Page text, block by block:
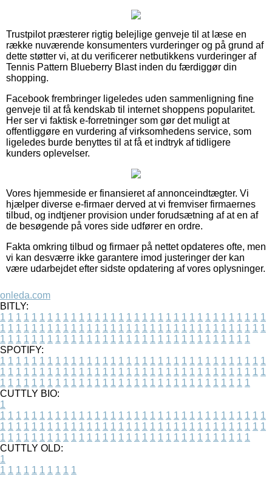
Trustpilot præsterer rigtig belejlige genveje til at læse en
række nuværende konsumenters vurderinger og på grund af
dette støtter vi, at du verificerer netbutikkens vurderinger af
Tennis Pattern Blueberry Blast inden du færdiggør din
shopping.
Facebook frembringer ligeledes uden sammenligning fine
genveje til at få kendskab til internet shoppens popularitet.
Her ser vi faktisk e-forretninger som gør det muligt at
offentliggøre en vurdering af virksomhedens service, som
ligeledes burde benyttes til at få et indtryk af tidligere
kunders oplevelser.
Vores hjemmeside er finansieret af annonceindtægter. Vi
hjælper diverse e-firmaer derved at vi fremviser firmaernes
tilbud, og indtjener provision under forudsætning af at en af
de besøgende på vores side udfører en ordre.
Fakta omkring tilbud og firmaer på nettet opdateres ofte, men
vi kan desværre ikke garantere imod justeringer der kan
være udarbejdet efter sidste opdatering af vores oplysninger.
onleda.com
BITLY:
1 1 1 1 1 1 1 1 1 1 1 1 1 1 1 1 1 1 1 1 1 1 1 1 1 1 1 1 1 1 1 1 1 1
1 1 1 1 1 1 1 1 1 1 1 1 1 1 1 1 1 1 1 1 1 1 1 1 1 1 1 1 1 1 1 1 1 1
1 1 1 1 1 1 1 1 1 1 1 1 1 1 1 1 1 1 1 1 1 1 1 1 1 1 1 1 1 1 1 1
SPOTIFY:
1 1 1 1 1 1 1 1 1 1 1 1 1 1 1 1 1 1 1 1 1 1 1 1 1 1 1 1 1 1 1 1 1 1
1 1 1 1 1 1 1 1 1 1 1 1 1 1 1 1 1 1 1 1 1 1 1 1 1 1 1 1 1 1 1 1 1 1
1 1 1 1 1 1 1 1 1 1 1 1 1 1 1 1 1 1 1 1 1 1 1 1 1 1 1 1 1 1 1 1
CUTTLY BIO:
1
1 1 1 1 1 1 1 1 1 1 1 1 1 1 1 1 1 1 1 1 1 1 1 1 1 1 1 1 1 1 1 1 1 1
1 1 1 1 1 1 1 1 1 1 1 1 1 1 1 1 1 1 1 1 1 1 1 1 1 1 1 1 1 1 1 1 1 1
1 1 1 1 1 1 1 1 1 1 1 1 1 1 1 1 1 1 1 1 1 1 1 1 1 1 1 1 1 1 1 1
CUTTLY OLD:
1
1 1 1 1 1 1 1 1 1 1